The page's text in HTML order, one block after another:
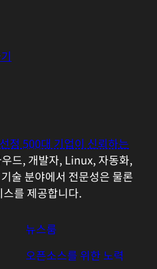
정 500대 기업이 신뢰하는
드, 개발자, Linux, 자동화,
술 분야에서 전문성은 물론
스를 제공합니다.
뉴스룸
오픈소스를 위한 노력